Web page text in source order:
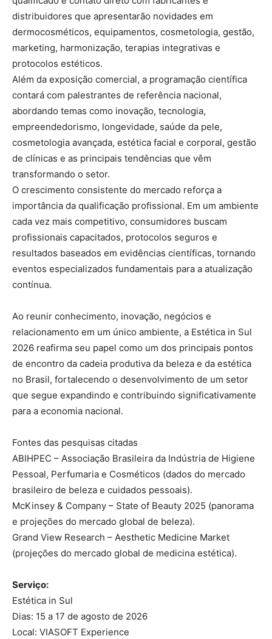
distribuidores que apresentarão novidades em
dermocosméticos, equipamentos, cosmetologia, gestão,
marketing, harmonização, terapias integrativas e
protocolos estéticos.
Além da exposição comercial, a programação científica
contará com palestrantes de referência nacional,
abordando temas como inovação, tecnologia,
empreendedorismo, longevidade, saúde da pele,
cosmetologia avançada, estética facial e corporal, gestão
de clínicas e as principais tendências que vêm
transformando o setor.
O crescimento consistente do mercado reforça a
importância da qualificação profissional. Em um ambiente
cada vez mais competitivo, consumidores buscam
profissionais capacitados, protocolos seguros e
resultados baseados em evidências científicas, tornando
eventos especializados fundamentais para a atualização
contínua.
Ao reunir conhecimento, inovação, negócios e
relacionamento em um único ambiente, a Estética in Sul
2026 reafirma seu papel como um dos principais pontos
de encontro da cadeia produtiva da beleza e da estética
no Brasil, fortalecendo o desenvolvimento de um setor
que segue expandindo e contribuindo significativamente
para a economia nacional.
Fontes das pesquisas citadas
ABIHPEC – Associação Brasileira da Indústria de Higiene
Pessoal, Perfumaria e Cosméticos (dados do mercado
brasileiro de beleza e cuidados pessoais).
McKinsey & Company – State of Beauty 2025 (panorama
e projeções do mercado global de beleza).
Grand View Research – Aesthetic Medicine Market
(projeções do mercado global de medicina estética).
Serviço:
Estética in Sul
Dias: 15 a 17 de agosto de 2026
Local: VIASOFT Experience